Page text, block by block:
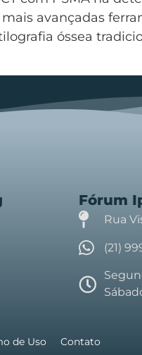
avançadas
óssea
Fórum
Rua
(21)
de Uso Contato